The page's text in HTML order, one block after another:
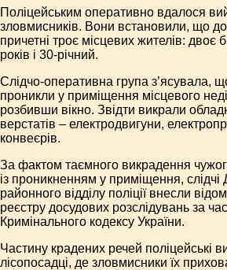
Поліцейським оперативно вдалося
зловмисників. Вони встановили, що
причетні троє місцевих жителів: двоє
років і 30-річний.
Слідчо-оперативна група з’ясувала,
проникли у приміщення місцевого
розбивши вікно. Звідти викрали
верстатів – електродвигуни,
конвеєрів.
За фактом таємного викрадення
із проникненням у приміщення, слідчі
районного відділу поліції внесли
реєстру досудових розслідувань за
Кримінального кодексу України.
Частину крадених речей поліцейські
лісопосадці, де зловмисники їх